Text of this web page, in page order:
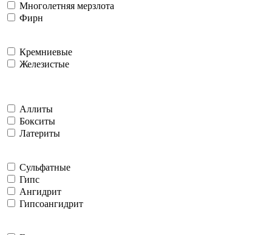
Многолетняя мерзлота
Фирн
Кремниевые
Железистые
Аллиты
Бокситы
Латериты
Сульфатные
Гипс
Ангидрит
Гипсоангидрит